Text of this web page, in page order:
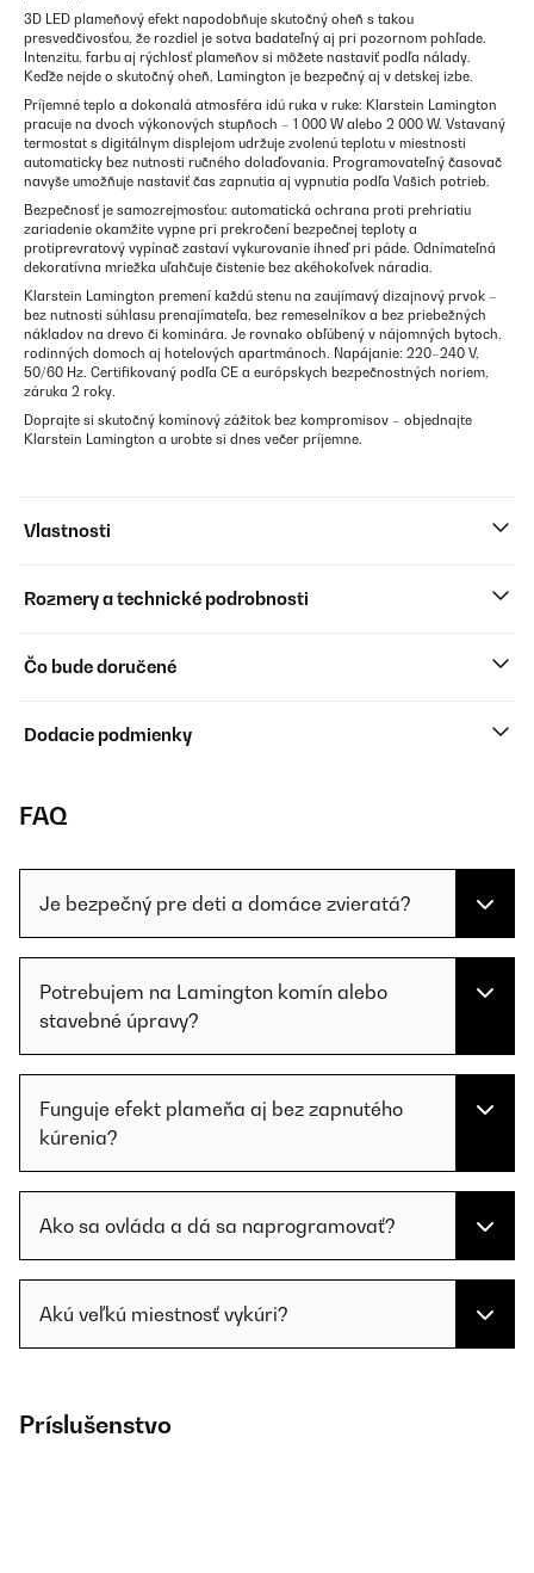
3D LED plameňový efekt napodobňuje skutočný oheň s takou
presvedčivosťou, že rozdiel je sotva badateľný aj pri pozornom pohľade.
Intenzitu, farbu aj rýchlosť plameňov si môžete nastaviť podľa nálady.
Keďže nejde o skutočný oheň, Lamington je bezpečný aj v detskej izbe.
Príjemné teplo a dokonalá atmosféra idú ruka v ruke: Klarstein Lamington
pracuje na dvoch výkonových stupňoch – 1 000 W alebo 2 000 W. Vstavaný
termostat s digitálnym displejom udržuje zvolenú teplotu v miestnosti
automaticky bez nutnosti ručného dolaďovania. Programovateľný časovač
navyše umožňuje nastaviť čas zapnutia aj vypnutia podľa Vašich potrieb.
Bezpečnosť je samozrejmosťou: automatická ochrana proti prehriatiu
zariadenie okamžite vypne pri prekročení bezpečnej teploty a
protiprevratový vypínač zastaví vykurovanie ihneď pri páde. Odnímateľná
dekoratívna mriežka uľahčuje čistenie bez akéhokoľvek náradia.
Klarstein Lamington premení každú stenu na zaujímavý dizajnový prvok –
bez nutnosti súhlasu prenajímateľa, bez remeselníkov a bez priebežných
nákladov na drevo či kominára. Je rovnako obľúbený v nájomných bytoch,
rodinných domoch aj hotelových apartmánoch. Napájanie: 220–240 V,
50/60 Hz. Certifikovaný podľa CE a európskych bezpečnostných noriem,
záruka 2 roky.
Doprajte si skutočný komínový zážitok bez kompromisov – objednajte
Klarstein Lamington a urobte si dnes večer príjemne.
Vlastnosti
Rozmery a technické podrobnosti
Čo bude doručené
Dodacie podmienky
FAQ
Je bezpečný pre deti a domáce zvieratá?
Potrebujem na Lamington komín alebo
stavebné úpravy?
Funguje efekt plameňa aj bez zapnutého
kúrenia?
Ako sa ovláda a dá sa naprogramovať?
Akú veľkú miestnosť vykúri?
Príslušenstvo